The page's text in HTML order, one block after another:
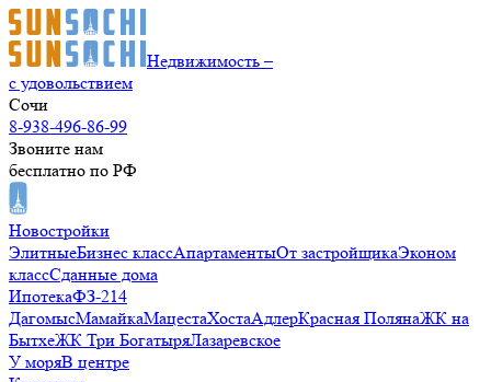
Недвижимость –
с удовольствием
Сочи
8-938-496-86-99
Звоните нам
бесплатно по РФ
Новостройки
ЭлитныеБизнес классАпартаментыОт застройщикаЭконом
классСданные дома
ИпотекаФЗ-214
ДагомысМамайкаМацестаХостаАдлерКрасная ПолянаЖК на
БытхеЖК Три БогатыряЛазаревское
У моряВ центре